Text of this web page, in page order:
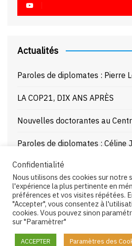
Actualités
Paroles de diplomates : Pierre
LA COP21, DIX ANS APRÈS
Nouvelles doctorantes au
Paroles de diplomates : Céline
Journée d’étude : La Mer Noire
et juridiques – 21/10/25
Copyright © 2026 Centre
Confidentialité
Nous utilisons des cookies sur notre
l'expérience la plus pertinente en
préférences et vos visites répétées.
"Accepter", vous consentez à
cookies. Vous pouvez sinon
sur "Paramètrer"
ACCEPTER Paramètres des